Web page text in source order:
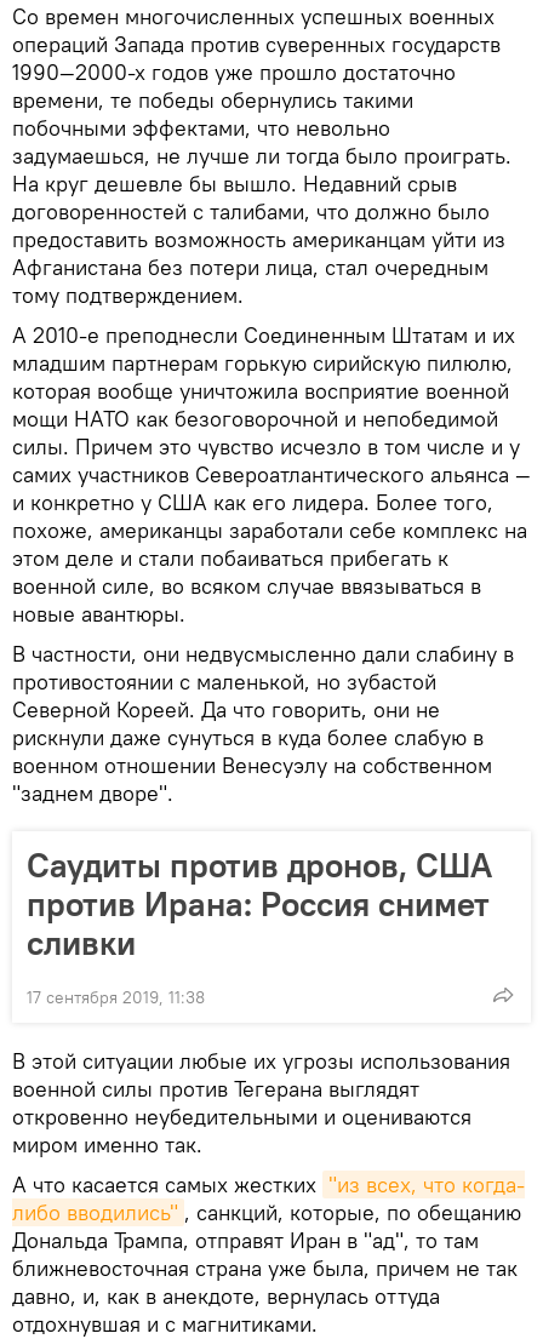
Со времен многочисленных успешных военных
операций Запада против суверенных государств
1990—2000-х годов уже прошло достаточно
времени, те победы обернулись такими
побочными эффектами, что невольно
задумаешься, не лучше ли тогда было проиграть.
На круг дешевле бы вышло. Недавний срыв
договоренностей с талибами, что должно было
предоставить возможность американцам уйти из
Афганистана без потери лица, стал очередным
тому подтверждением.
А 2010-е преподнесли Соединенным Штатам и их
младшим партнерам горькую сирийскую пилюлю,
которая вообще уничтожила восприятие военной
мощи НАТО как безоговорочной и непобедимой
силы. Причем это чувство исчезло в том числе и у
самих участников Североатлантического альянса —
и конкретно у США как его лидера. Более того,
похоже, американцы заработали себе комплекс на
этом деле и стали побаиваться прибегать к
военной силе, во всяком случае ввязываться в
новые авантюры.
В частности, они недвусмысленно дали слабину в
противостоянии с маленькой, но зубастой
Северной Кореей. Да что говорить, они не
рискнули даже сунуться в куда более слабую в
военном отношении Венесуэлу на собственном
"заднем дворе".
Саудиты против дронов, США
против Ирана: Россия снимет
сливки
17 сентября 2019, 11:38
В этой ситуации любые их угрозы использования
военной силы против Тегерана выглядят
откровенно неубедительными и оцениваются
миром именно так.
А что касается самых жестких "из всех, что когда-
либо вводились" , санкций, которые, по обещанию
Дональда Трампа, отправят Иран в "ад", то там
ближневосточная страна уже была, причем не так
давно, и, как в анекдоте, вернулась оттуда
отдохнувшая и с магнитиками.